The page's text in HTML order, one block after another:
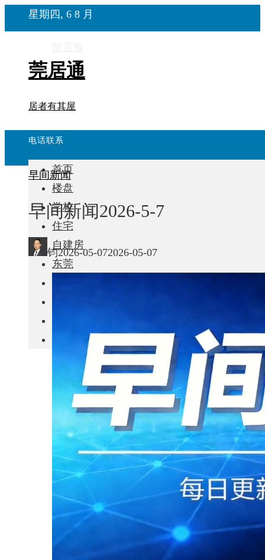
星期四, 6 8 月
莞居通
居者有其屋
电话联系
首页
楼盘
学校
住宅
自建房
东莞
早间新闻
早间新闻2026-5-7
钧2026-05-072026-05-07